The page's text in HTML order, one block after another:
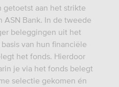
getoetst aan het strikte
ASN Bank. In de tweede
beleggingen uit het
van hun financiële
het fonds. Hierdoor
je via het fonds belegt
selectie gekomen én